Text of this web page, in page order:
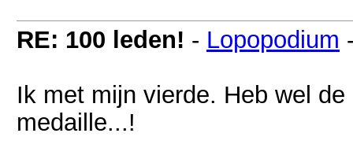
RE: 100 leden! - Lopopodium
Ik met mijn vierde. Heb wel
medaille...!